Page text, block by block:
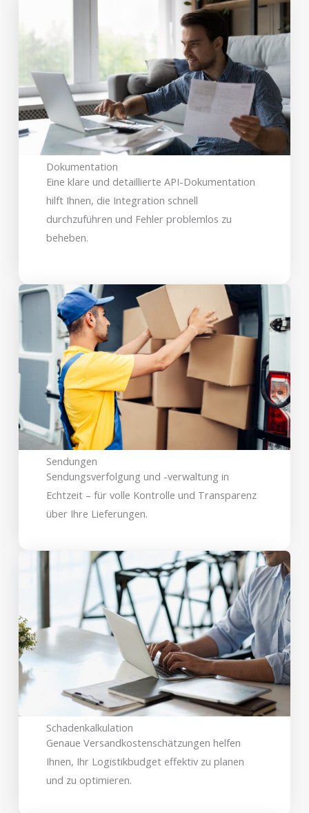
Dokumentation
Eine klare und detaillierte API-Dokumentation
hilft Ihnen, die Integration schnell
durchzuführen und Fehler problemlos zu
beheben.
Sendungen
Sendungsverfolgung und -verwaltung in
Echtzeit – für volle Kontrolle und Transparenz
über Ihre Lieferungen.
Schadenkalkulation
Genaue Versandkostenschätzungen helfen
Ihnen, Ihr Logistikbudget effektiv zu planen
und zu optimieren.